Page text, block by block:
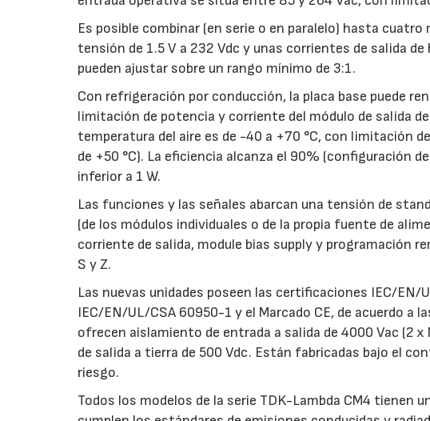
Es posible combinar (en serie o en paralelo) hasta
tensión de 1.5 V a 232 Vdc y unas corrientes de salida
pueden ajustar sobre un rango mínimo de 3:1.
Con refrigeración por conducción, la placa base puede
limitación de potencia y corriente del módulo de salida
temperatura del aire es de -40 a +70 °C, con limitación
de +50 °C). La eficiencia alcanza el 90% (configuración
inferior a 1 W.
Las funciones y las señales abarcan una tensión de
(de los módulos individuales o de la propia fuente de
corriente de salida, module bias supply y programación
S y Z.
Las nuevas unidades poseen las certificaciones IEC/EN/
IEC/EN/UL/CSA 60950-1 y el Marcado CE, de acuerdo a
ofrecen aislamiento de entrada a salida de 4000 Vac (2 x
de salida a tierra de 500 Vdc. Están fabricadas bajo el
riesgo.
Todos los modelos de la serie TDK-Lambda CM4 tienen